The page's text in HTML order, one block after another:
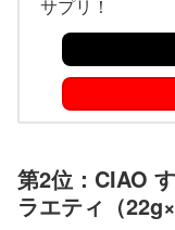
サプリ！
第2位：CIAO
ラエティ（